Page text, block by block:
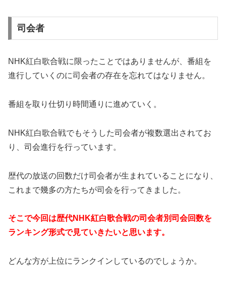
司会者
NHK紅白歌合戦に限ったことではありませんが、番組を
進行していくのに司会者の存在を忘れてはなりません。
番組を取り仕切り時間通りに進めていく。
NHK紅白歌合戦でもそうした司会者が複数選出されてお
り、司会進行を行っています。
歴代の放送の回数だけ司会者が生まれていることになり、
これまで幾多の方たちが司会を行ってきました。
そこで今回は歴代NHK紅白歌合戦の司会者別司会回数を
ランキング形式で見ていきたいと思います。
どんな方が上位にランクインしているのでしょうか。